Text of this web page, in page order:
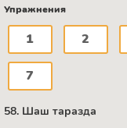
Упражнения
1 2
7
58. Шаш таразда